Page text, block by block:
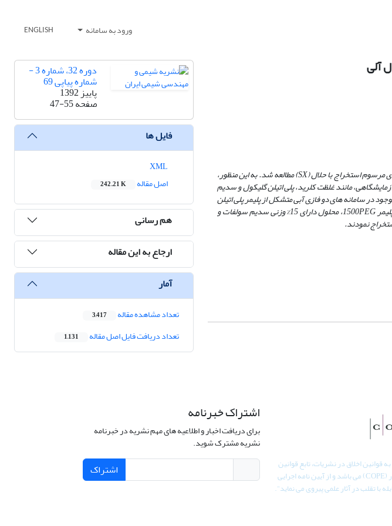
ورود به سامانه ENGLISH
آلی
مرسوم استخراج با حلال(SX) مطالعه شد. به این منظور،
مانند غلظت کلرید، پلی اتیلن گلیکول و سدیم
در سامانه ‌های دو فازی آبی متشکل از پلیمر پلی اتیلن
PEG ، محلول دارای 15% وزنی سدیم سولفات و
دوره 32، شماره 3 -
شماره پیاپی 69
پاییز 1392
صفحه47-55
فایل ها
اصل مقاله
242.21 K
هم رسانی
ارجاع به این مقاله
آمار
تعداد مشاهده مقاله 3,417
تعداد دریافت فایل اصل مقاله 1,131
قوانین اخلاق در نشریات، تابع قوانین
کمیتۀ اخلاق در انتشار (COPE) می باشد و از آیین نامه اجرایی
با تقلب در آثار علمی پیروی می نماید".
اشتراک خبرنامه
برای دریافت اخبار و اطلاعیه های مهم نشریه در خبرنامه
نشریه مشترک شوید.
اشتراک